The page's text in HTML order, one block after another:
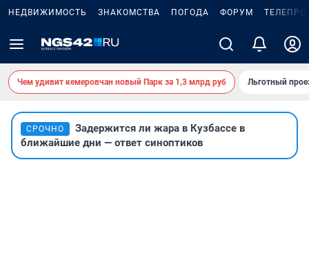
НЕДВИЖИМОСТЬ ЗНАКОМСТВА ПОГОДА ФОРУМ
Чем удивит кемеровчан новый Парк за 1,3 млрд руб Льготный
СРОЧНО
Задержится ли жара в Кузбассе в
ближайшие дни — ответ синоптиков